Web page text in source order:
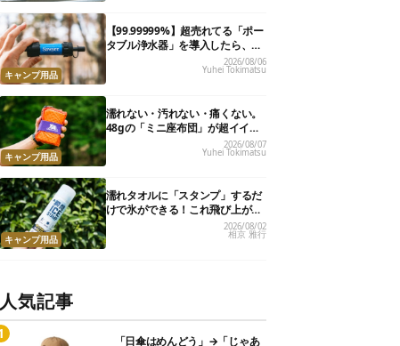
キャンプ用品
【99.99999%】超売れてる「ポー
タブル浄水器」を導入したら、防
災が明確に自分ごと化した2026/08/06
Yuhei Tokimatsu
キャンプ用品
濡れない・汚れない・痛くない。
48gの「ミニ座布団」が超イイ具
合
2026/08/07
Yuhei Tokimatsu
キャンプ用品
濡れタオルに「スタンプ」するだ
けで氷ができる！これ飛び上がる
くらい涼しくて最高だった2026/08/02
相京 雅行
人気記事
「日傘はめんどう」→「じゃあ